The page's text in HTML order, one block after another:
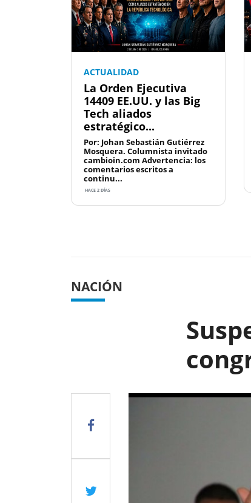
ACTUALIDAD
La Orden Ejecutiva
14409 EE.UU. y las Big
Tech aliados
estratégico...
Por: Johan Sebastián Gutiérrez
Mosquera. Columnista invitado
cambioin.com Advertencia: los
comentarios escritos a
continu...
HACE 2 DÍAS
NACIÓN